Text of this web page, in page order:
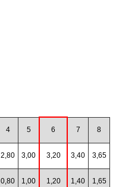
4 5 6 7 8
2,80 3,00 3,20 3,40 3,65
0,80 1,00 1,20 1,40 1,65